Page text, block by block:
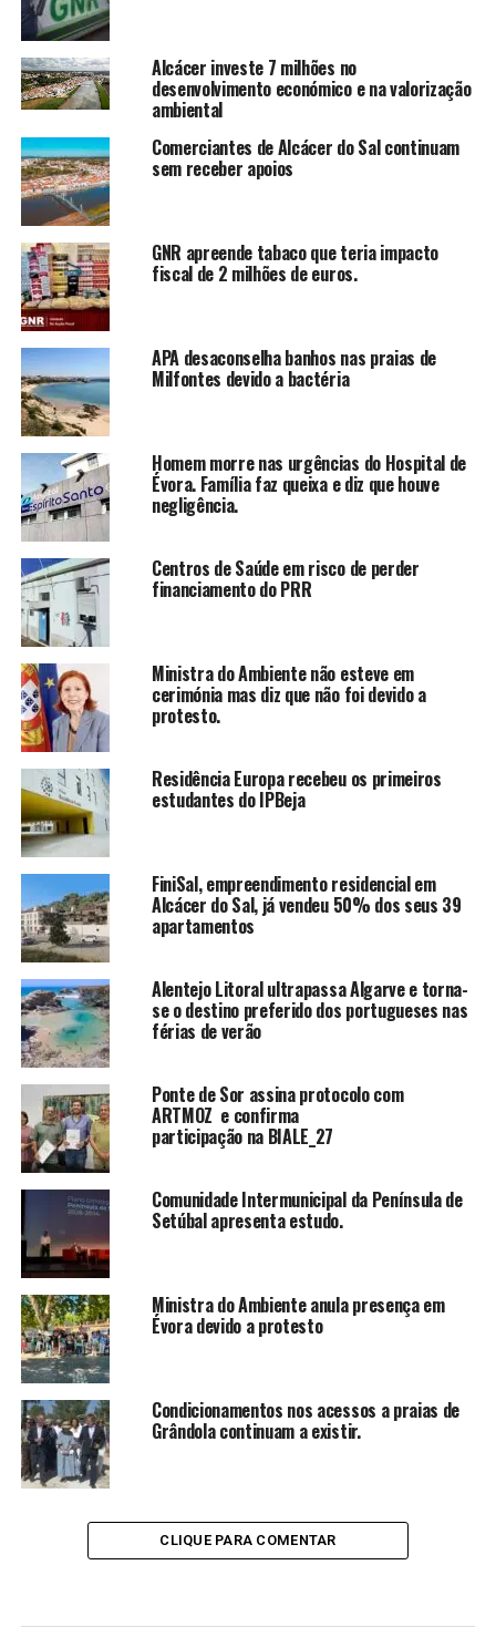
Alcácer investe 7 milhões no
desenvolvimento económico e na valorização
ambiental
Comerciantes de Alcácer do Sal continuam
sem receber apoios
GNR apreende tabaco que teria impacto
fiscal de 2 milhões de euros.
APA desaconselha banhos nas praias de
Milfontes devido a bactéria
Homem morre nas urgências do Hospital de
Évora. Família faz queixa e diz que houve
negligência.
Centros de Saúde em risco de perder
financiamento do PRR
Ministra do Ambiente não esteve em
cerimónia mas diz que não foi devido a
protesto.
Residência Europa recebeu os primeiros
estudantes do IPBeja
FiniSal, empreendimento residencial em
Alcácer do Sal, já vendeu 50% dos seus 39
apartamentos
Alentejo Litoral ultrapassa Algarve e torna-
se o destino preferido dos portugueses nas
férias de verão
Ponte de Sor assina protocolo com
ARTMOZ e confirma
participação na BIALE_27
Comunidade Intermunicipal da Península de
Setúbal apresenta estudo.
Ministra do Ambiente anula presença em
Évora devido a protesto
Condicionamentos nos acessos a praias de
Grândola continuam a existir.
CLIQUE PARA COMENTAR